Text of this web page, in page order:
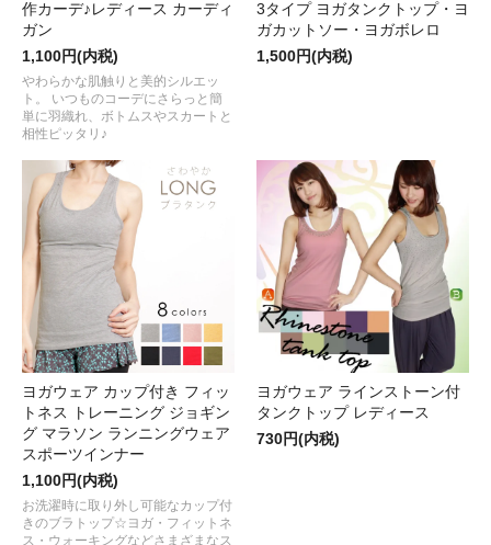
作カーデ♪レディース カーディ
ガン
1,100円(内税)
やわらかな肌触りと美的シルエッ
ト。 いつものコーデにさらっと簡
単に羽織れ、ボトムスやスカートと
相性ピッタリ♪
3タイプ ヨガタンクトップ・ヨ
ガカットソー・ヨガボレロ
1,500円(内税)
ヨガウェア カップ付き フィッ
トネス トレーニング ジョギン
グ マラソン ランニングウェア
スポーツインナー
1,100円(内税)
お洗濯時に取り外し可能なカップ付
きのブラトップ☆ヨガ・フィットネ
ス・ウォーキングなどさまざまなス
ヨガウェア ラインストーン付
タンクトップ レディース
730円(内税)